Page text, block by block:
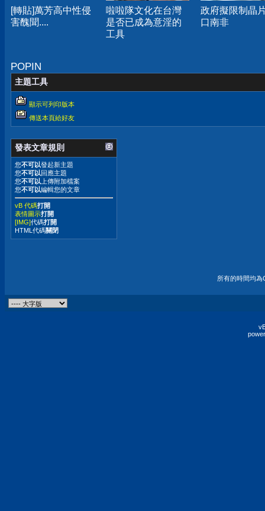
[轉貼]萬芳高中性侵
害醜聞....
啦啦隊文化在台灣
是否已成為意淫的
工具
政府擬限制晶
口南非
POPIN
主題工具
顯示可列印版本
傳送本頁給好友
發表文章規則
您不可以發起新主題
您不可以回應主題
您不可以 上傳附加檔案
您不可以編輯您的文章
vB 代碼打開
表情圖示打開
[IMG]代碼打開
HTML代碼關閉
所有的時間均為